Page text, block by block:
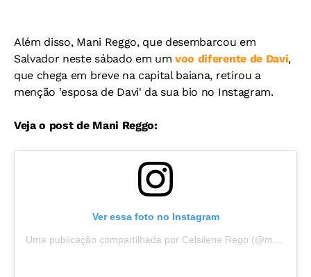
Além disso, Mani Reggo, que desembarcou em
Salvador neste sábado em umvoo diferente de Davi,
que chega em breve na capital baiana, retirou a
menção 'esposa de Davi' da sua bio no Instagram.
Veja o post de Mani Reggo:
Ver essa foto no Instagram